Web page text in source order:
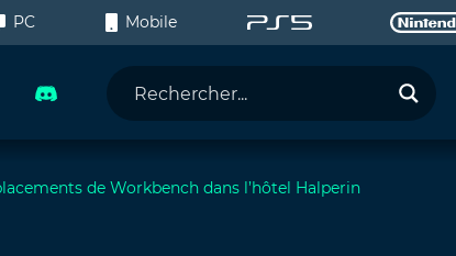
PC Mobile
de Workbench dans l’hôtel Halperin